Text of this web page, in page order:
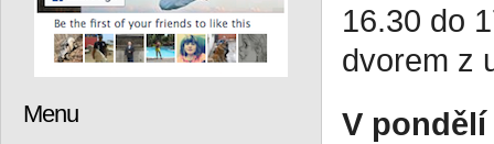
Menu
16.30 do
dvorem z
V